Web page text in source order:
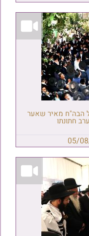
הבה"ח מאיר שאער
חתונתו
05/